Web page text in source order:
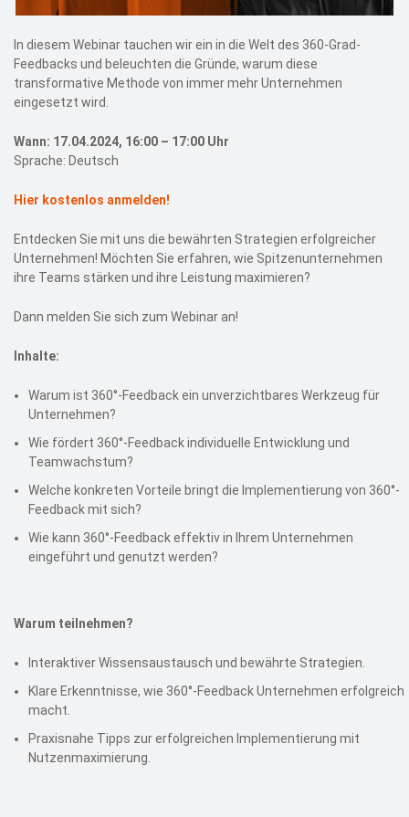
In diesem Webinar tauchen wir ein in die Welt des 360-Grad-
Feedbacks und beleuchten die Gründe, warum diese
transformative Methode von immer mehr Unternehmen
eingesetzt wird.
Wann: 17.04.2024, 16:00 – 17:00 Uhr
Sprache: Deutsch
Hier kostenlos anmelden!
Entdecken Sie mit uns die bewährten Strategien erfolgreicher
Unternehmen! Möchten Sie erfahren, wie Spitzenunternehmen
ihre Teams stärken und ihre Leistung maximieren?
Dann melden Sie sich zum Webinar an!
Inhalte:
Warum ist 360°-Feedback ein unverzichtbares Werkzeug für
Unternehmen?
Wie fördert 360°-Feedback individuelle Entwicklung und
Teamwachstum?
Welche konkreten Vorteile bringt die Implementierung von 360°-
Feedback mit sich?
Wie kann 360°-Feedback effektiv in Ihrem Unternehmen
eingeführt und genutzt werden?
Warum teilnehmen?
Interaktiver Wissensaustausch und bewährte Strategien.
Klare Erkenntnisse, wie 360°-Feedback Unternehmen erfolgreich
macht.
Praxisnahe Tipps zur erfolgreichen Implementierung mit
Nutzenmaximierung.